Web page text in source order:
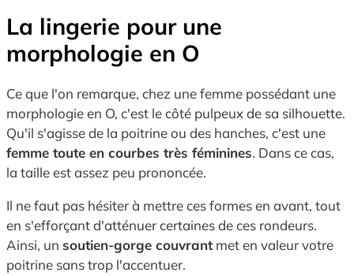
La lingerie pour une
morphologie en O
Ce que l'on remarque, chez une femme possédant une
morphologie en O, c'est le côté pulpeux de sa silhouette.
Qu'il s'agisse de la poitrine ou des hanches, c'est une
femme toute en courbes très féminines. Dans ce cas,
la taille est assez peu prononcée.
Il ne faut pas hésiter à mettre ces formes en avant, tout
en s'efforçant d'atténuer certaines de ces rondeurs.
Ainsi, un soutien-gorge couvrantmet en valeur votre
poitrine sans trop l'accentuer.